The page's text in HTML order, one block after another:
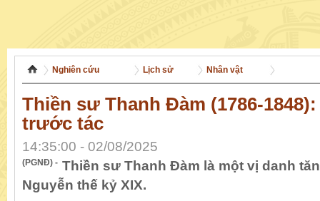
Nghiên cứu Lịch sử Nhân vật
Thiền sư Thanh Đàm (1786-
trước tác
14:35:00 - 02/08/2025
(PGNĐ) - Thiền sư Thanh Đàm là một vị danh
Nguyễn thế kỷ XIX.